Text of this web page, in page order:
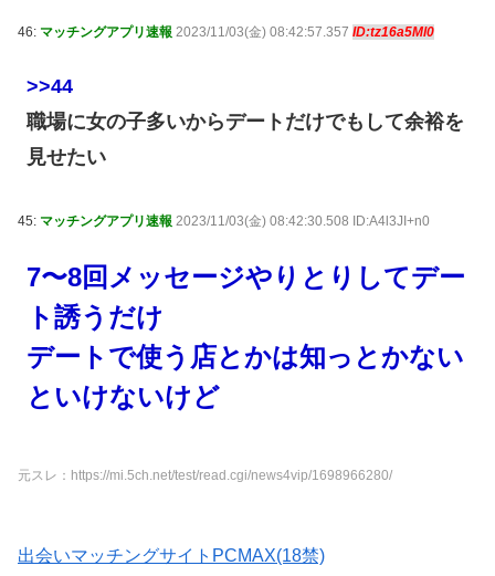
46: マッチングアプリ速報 2023/11/03(金) 08:42:57.357 ID:tz16a5Ml0
>>44
職場に女の子多いからデートだけでもして余裕を
見せたい
45: マッチングアプリ速報 2023/11/03(金) 08:42:30.508 ID:A4l3JI+n0
7〜8回メッセージやりとりしてデー
ト誘うだけ
デートで使う店とかは知っとかない
といけないけど
元スレ：https://mi.5ch.net/test/read.cgi/news4vip/1698966280/
出会いマッチングサイトPCMAX(18禁)